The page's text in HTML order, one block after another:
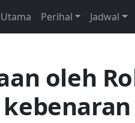
Utama Perihal Jadwal
oleh